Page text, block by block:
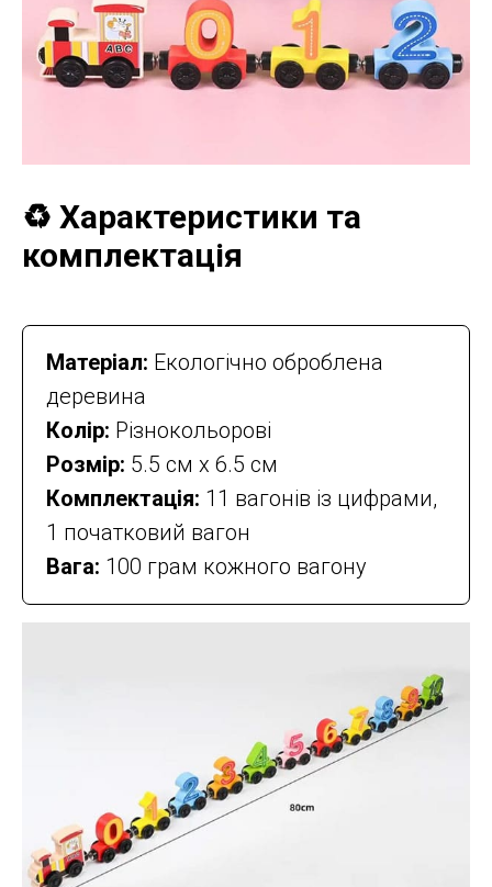
♻️ Характеристики та
комплектація
Матеріал: Екологічно оброблена
деревина
Колір: Різнокольорові
Розмір: 5.5 см х 6.5 см
Комплектація: 11 вагонів із цифрами,
1 початковий вагон
Вага: 100 грам кожного вагону